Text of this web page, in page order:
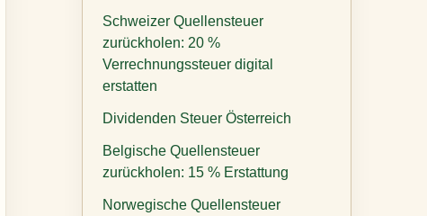
Schweizer Quellensteuer
zurückholen: 20 %
Verrechnungssteuer digital
erstatten
Dividenden Steuer Österreich
Belgische Quellensteuer
zurückholen: 15 % Erstattung
Norwegische Quellensteuer